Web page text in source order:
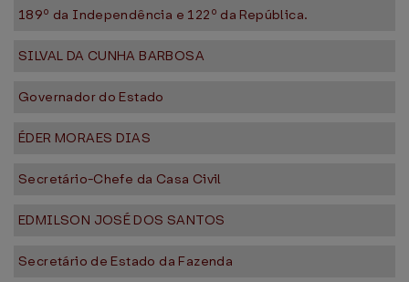
189º da Independência e 122º da República.
SILVAL DA CUNHA BARBOSA
Governador do Estado
ÉDER MORAES DIAS
Secretário-Chefe da Casa Civil
EDMILSON JOSÉ DOS SANTOS
Secretário de Estado da Fazenda